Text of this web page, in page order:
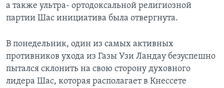
а также ультра- ортодоксальной религиозной
партии Шас инициатива была отвергнута.
В понедельник, один из самых активных
противников ухода из Газы Узи Ландау безуспешно
пытался склонить на свою сторону духовного
лидера Шас, которая располагает в Кнессете